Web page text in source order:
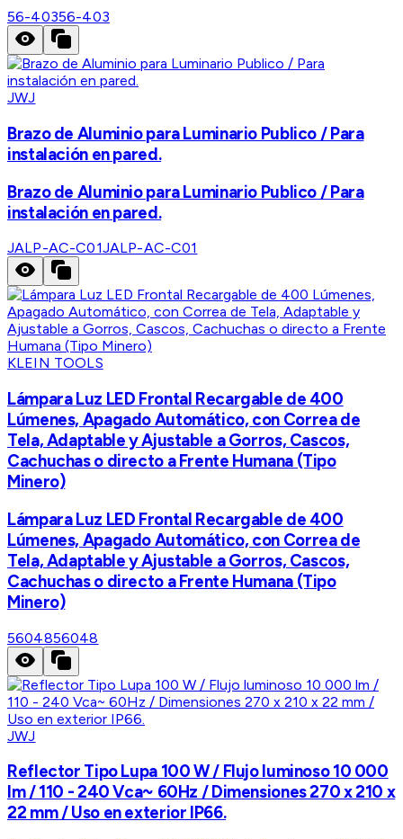
56-40356-403
JWJ
Brazo de Aluminio para Luminario Publico / Para
instalación en pared.
Brazo de Aluminio para Luminario Publico / Para
instalación en pared.
JALP-AC-C01JALP-AC-C01
KLEIN TOOLS
Lámpara Luz LED Frontal Recargable de 400
Lúmenes, Apagado Automático, con Correa de
Tela, Adaptable y Ajustable a Gorros, Cascos,
Cachuchas o directo a Frente Humana (Tipo
Minero)
Lámpara Luz LED Frontal Recargable de 400
Lúmenes, Apagado Automático, con Correa de
Tela, Adaptable y Ajustable a Gorros, Cascos,
Cachuchas o directo a Frente Humana (Tipo
Minero)
5604856048
JWJ
Reflector Tipo Lupa 100 W / Flujo luminoso 10 000
lm / 110 - 240 Vca~ 60Hz / Dimensiones 270 x 210 x
22 mm / Uso en exterior IP66.